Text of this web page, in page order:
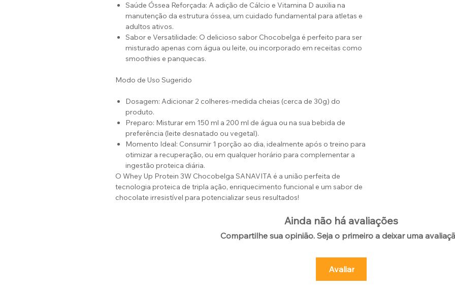
Saúde Óssea Reforçada: A adição de Cálcio e Vitamina D auxilia na
manutenção da estrutura óssea, um cuidado fundamental para atletas e
adultos ativos.
Sabor e Versatilidade: O delicioso sabor Chocobelga é perfeito para ser
misturado apenas com água ou leite, ou incorporado em receitas como
smoothies e panquecas.
Modo de Uso Sugerido
Dosagem: Adicionar 2 colheres-medida cheias (cerca de 30g) do
produto.
Preparo: Misturar em 150 ml a 200 ml de água ou na sua bebida de
preferência (leite desnatado ou vegetal).
Momento Ideal: Consumir 1 porção ao dia, idealmente após o treino para
otimizar a recuperação, ou em qualquer horário para complementar a
ingestão proteica diária.
O Whey Up Protein 3W Chocobelga SANAVITA é a união perfeita de
tecnologia proteica de tripla ação, enriquecimento funcional e um sabor de
chocolate irresistível para potencializar seus resultados!
Ainda não há avaliações
Compartilhe sua opinião. Seja o primeiro a deixar uma
Avaliar